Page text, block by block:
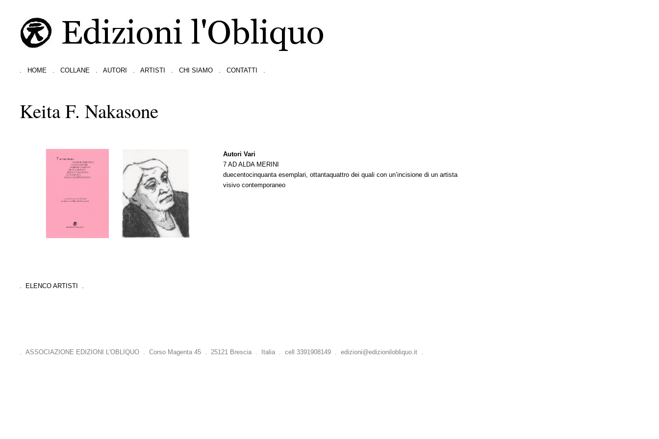
. HOME . COLLANE . AUTORI . ARTISTI . CHI SIAMO . CONTATTI .
Keita F. Nakasone
Autori Vari
7 AD ALDA MERINI
duecentocinquanta esemplari, ottantaquattro dei quali con un’incisione di un artista
visivo contemporaneo
. ELENCO ARTISTI .
. ASSOCIAZIONE EDIZIONI L'OBLIQUO . Corso Magenta 45 . 25121 Brescia . Italia . cell 3391908149 .edizioni@edizionilobliquo.it .